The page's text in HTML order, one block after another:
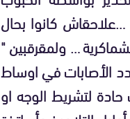
كانوا بحال
… ولمقرقبين "
الأصابات في اوساط
لتشريط الوجه او